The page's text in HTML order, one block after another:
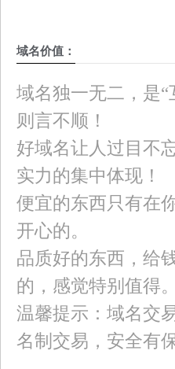
域名价值：
域名独一无二，是
则言不顺！
好域名让人过目不
实力的集中体现！
便宜的东西只有在
开心的。
品质好的东西，给
的，感觉特别值得。
温馨提示：域名交
名制交易，安全有